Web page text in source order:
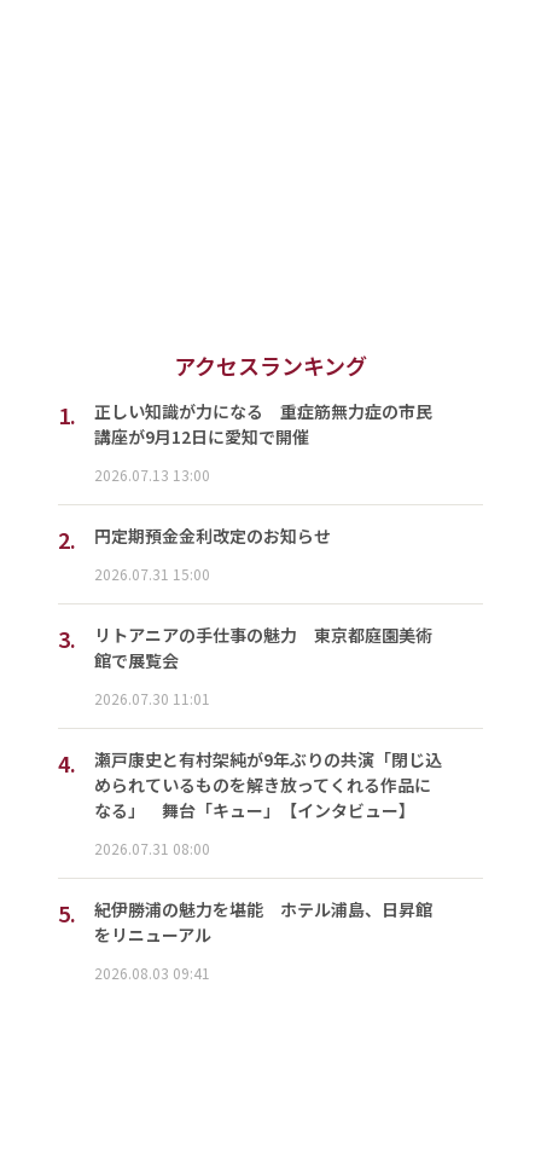
アクセスランキング
1.
正しい知識が力になる 重症筋無力症の市民
講座が9月12日に愛知で開催
2026.07.13 13:00
2. 円定期預金金利改定のお知らせ
2026.07.31 15:00
3.
リトアニアの手仕事の魅力 東京都庭園美術
館で展覧会
2026.07.30 11:01
4.
瀬戸康史と有村架純が9年ぶりの共演「閉じ込
められているものを解き放ってくれる作品に
なる」 舞台「キュー」【インタビュー】
2026.07.31 08:00
5.
紀伊勝浦の魅力を堪能 ホテル浦島、日昇館
をリニューアル
2026.08.03 09:41